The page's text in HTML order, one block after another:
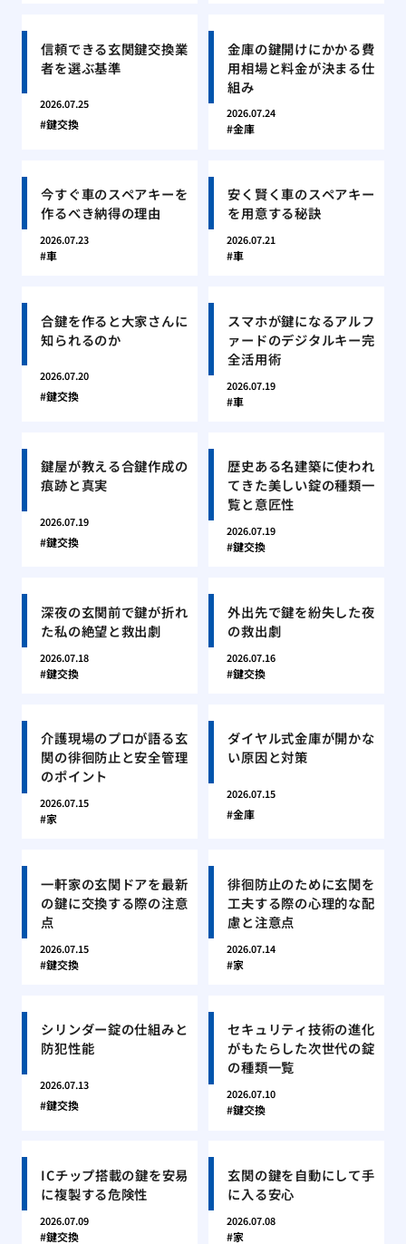
信頼できる玄関鍵交換業
者を選ぶ基準
2026.07.25
鍵交換
金庫の鍵開けにかかる費
用相場と料金が決まる仕
組み
2026.07.24
金庫
今すぐ車のスペアキーを
作るべき納得の理由
2026.07.23
車
安く賢く車のスペアキー
を用意する秘訣
2026.07.21
車
合鍵を作ると大家さんに
知られるのか
2026.07.20
鍵交換
スマホが鍵になるアルフ
ァードのデジタルキー完
全活用術
2026.07.19
車
鍵屋が教える合鍵作成の
痕跡と真実
2026.07.19
鍵交換
歴史ある名建築に使われ
てきた美しい錠の種類一
覧と意匠性
2026.07.19
鍵交換
深夜の玄関前で鍵が折れ
た私の絶望と救出劇
2026.07.18
鍵交換
外出先で鍵を紛失した夜
の救出劇
2026.07.16
鍵交換
介護現場のプロが語る玄
関の徘徊防止と安全管理
のポイント
2026.07.15
家
ダイヤル式金庫が開かな
い原因と対策
2026.07.15
金庫
一軒家の玄関ドアを最新
の鍵に交換する際の注意
点
2026.07.15
鍵交換
徘徊防止のために玄関を
工夫する際の心理的な配
慮と注意点
2026.07.14
家
シリンダー錠の仕組みと
防犯性能
2026.07.13
鍵交換
セキュリティ技術の進化
がもたらした次世代の錠
の種類一覧
2026.07.10
鍵交換
ICチップ搭載の鍵を安易
に複製する危険性
2026.07.09
鍵交換
玄関の鍵を自動にして手
に入る安心
2026.07.08
家